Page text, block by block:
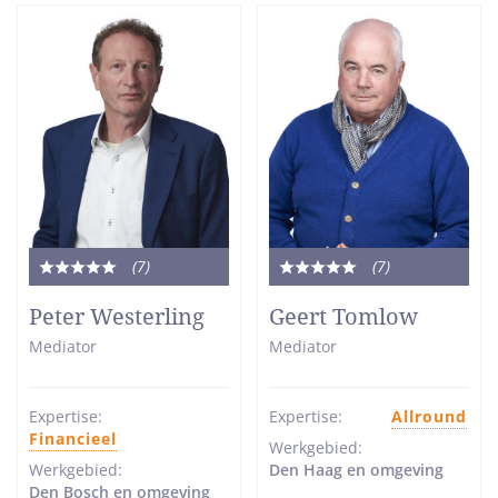
(7)
Totale
5
van
Peter Westerling
Mediator
Expertise:
Financieel
Werkgebied:
Den Bosch en omgeving
(7)
Totale
5
van
Geert Tomlow
Mediator
Expertise:
Allround
Werkgebied:
Den Haag en omgeving